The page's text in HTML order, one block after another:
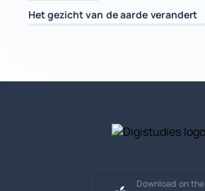
Het gezicht van de aarde verandert
Download on the